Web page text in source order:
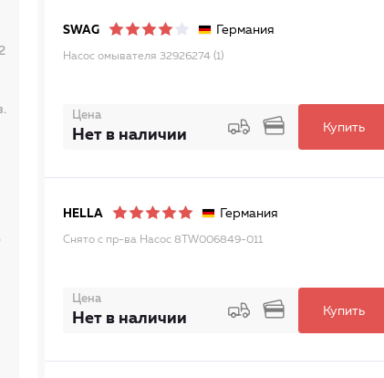
SWAG Германия
Насос омывателя 32926274 (1)
Цена
Нет в наличии Купить
HELLA Германия
Снято с пр-ва Насос 8TW006849-011
Цена
Нет в наличии Купить